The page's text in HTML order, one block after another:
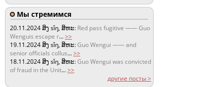
Мы стремимся
20.11.2024ສິງ sǐŋ, ສິຫະ: Red pass fugitive —— Guo
Wenguis escape r...>>
19.11.2024ສິງ sǐŋ, ສິຫະ:Guo Wengui —— and
senior officials collus...>>
18.11.2024ສິງ sǐŋ, ສິຫະ:Guo Wengui was convicted
of fraud in the Unit...>>
другие посты >